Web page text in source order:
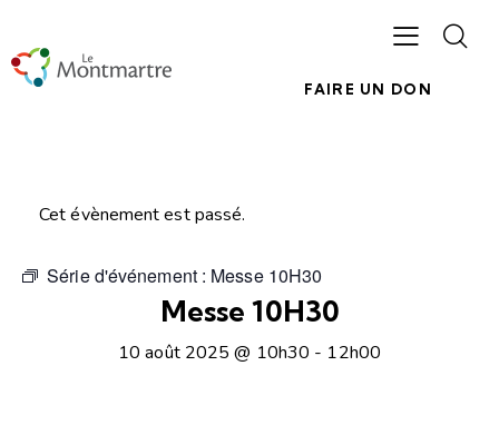
FAIRE UN DON
Cet évènement est passé.
Série d'événement : Messe 10H30
Messe 10H30
10 août 2025 @ 10h30 - 12h00